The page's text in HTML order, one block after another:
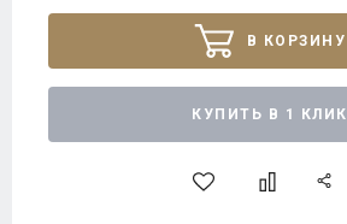
В КОРЗИНУ
КУПИТЬ В 1 КЛИК